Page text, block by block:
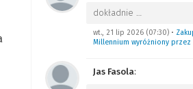
dokładnie …
wt., 21 lip 2026 (07:30)•
Millennium wyróżniony przez
Jas Fasola: